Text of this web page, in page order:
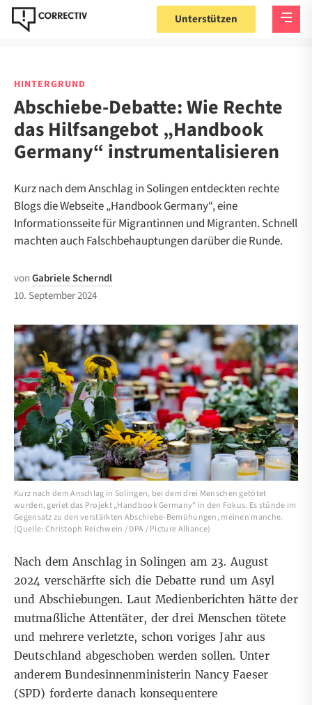
Unterstützen
HINTERGRUND
Abschiebe-Debatte: Wie Rechte
das Hilfsangebot „Handbook
Germany“ instrumentalisieren
Kurz nach dem Anschlag in Solingen entdeckten rechte
Blogs die Webseite „Handbook Germany“, eine
Informationsseite für Migrantinnen und Migranten. Schnell
machten auch Falschbehauptungen darüber die Runde.
vonGabriele Scherndl
10. September 2024
Kurz nach dem Anschlag in Solingen, bei dem drei Menschen getötet
wurden, geriet das Projekt „Handbook Germany“ in den Fokus. Es stünde im
Gegensatz zu den verstärkten Abschiebe-Bemühungen, meinen manche.
(Quelle: Christoph Reichwein / DPA / Picture Alliance)
Nach dem Anschlag in Solingen am 23. August
2024 verschärfte sich die Debatte rund um Asyl
und Abschiebungen. Laut Medienberichten hätte der
mutmaßliche Attentäter, der drei Menschen tötete
und mehrere verletzte, schon voriges Jahr aus
Deutschland abgeschoben werden sollen. Unter
anderemBundesinnenministerin Nancy Faeser
(SPD) forderte danach konsequentere